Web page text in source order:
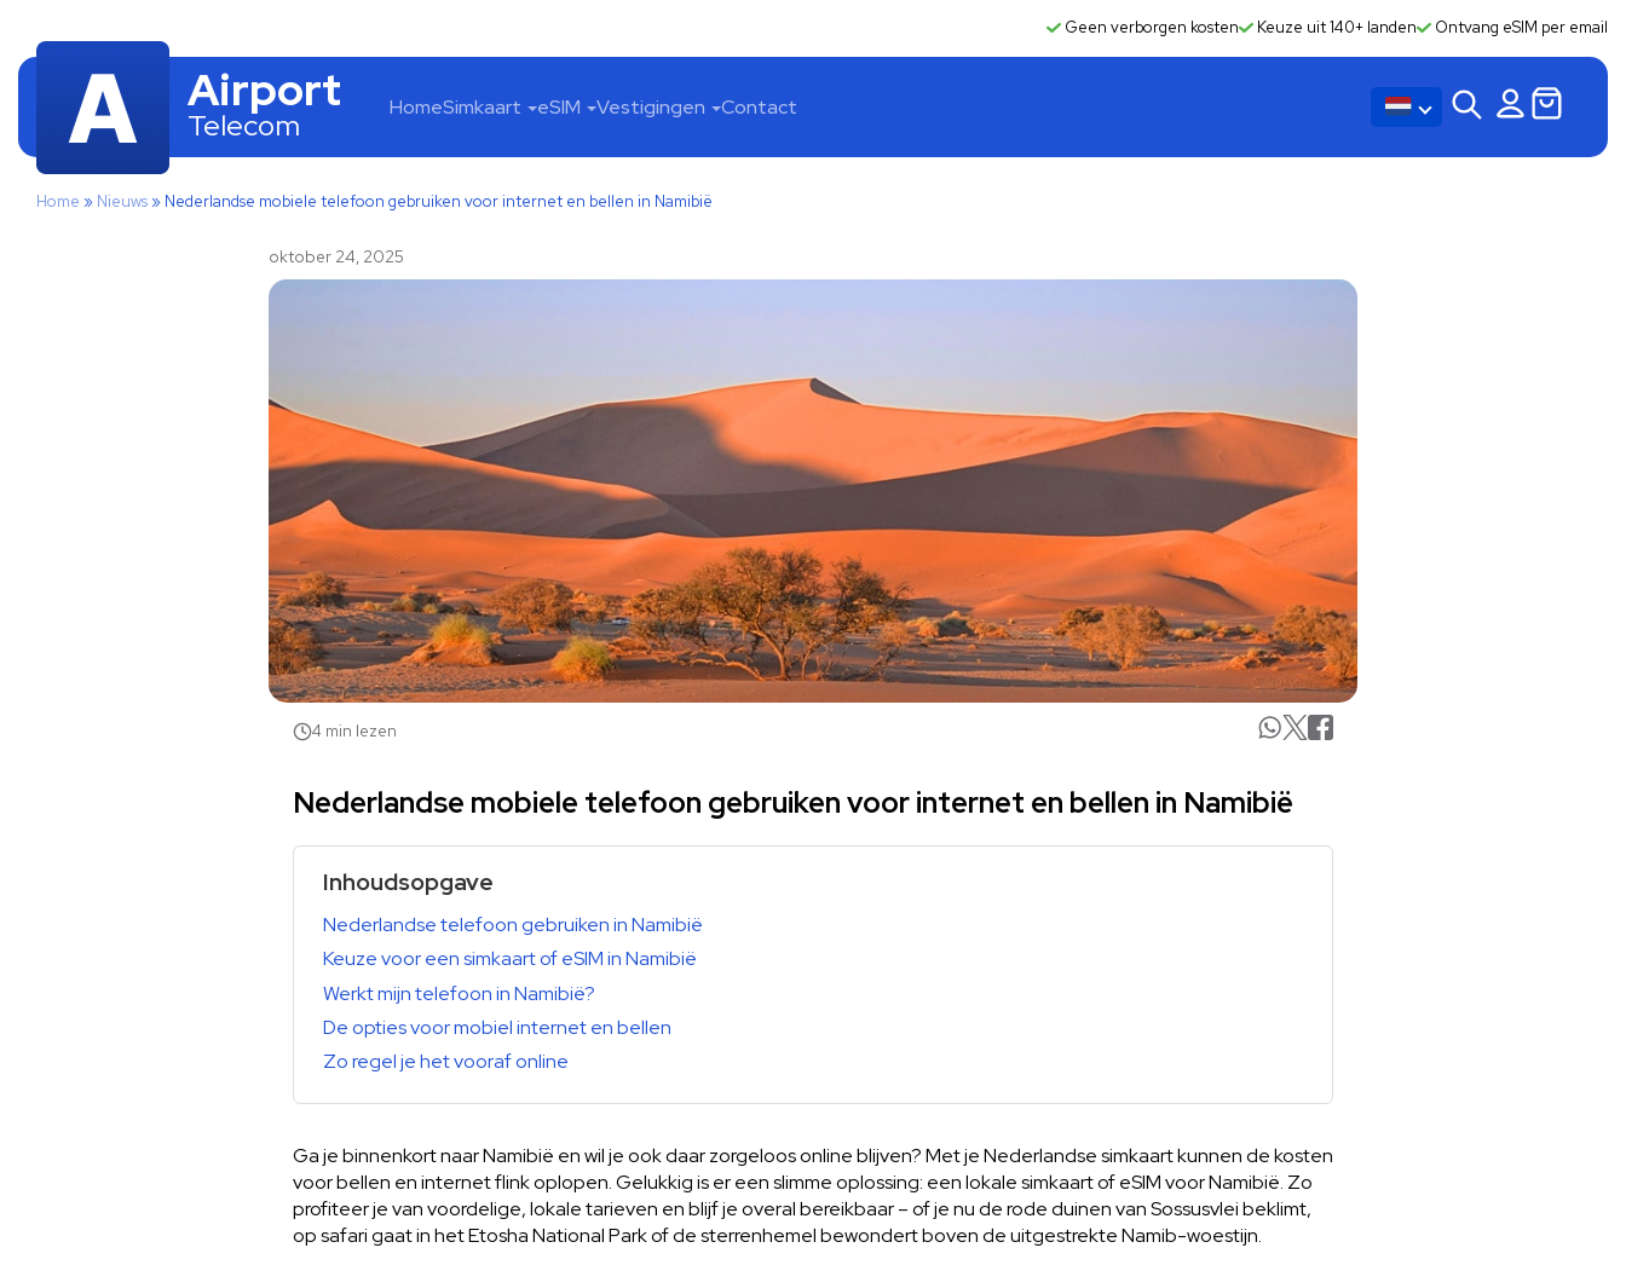
Geen verborgen kosten Keuze uit 140+ landen Ontvang eSIM per email
Airport
Telecom HomeSimkaart eSIM Vestigingen Contact
Home » Nieuws» Nederlandse mobiele telefoon gebruiken voor internet en bellen in Namibië
oktober 24, 2025
4 min lezen
Nederlandse mobiele telefoon gebruiken voor internet en bellen in Namibië
Inhoudsopgave
Nederlandse telefoon gebruiken in Namibië
Keuze voor een simkaart of eSIM in Namibië
Werkt mijn telefoon in Namibië?
De opties voor mobiel internet en bellen
Zo regel je het vooraf online
Ga je binnenkort naar Namibië en wil je ook daar zorgeloos online blijven? Met je Nederlandse simkaart kunnen de kosten
voor bellen en internet flink oplopen. Gelukkig is er een slimme oplossing: een lokale simkaart of eSIM voor Namibië. Zo
profiteer je van voordelige, lokale tarieven en blijf je overal bereikbaar – of je nu de rode duinen van Sossusvlei beklimt,
op safari gaat in het Etosha National Park of de sterrenhemel bewondert boven de uitgestrekte Namib-woestijn.